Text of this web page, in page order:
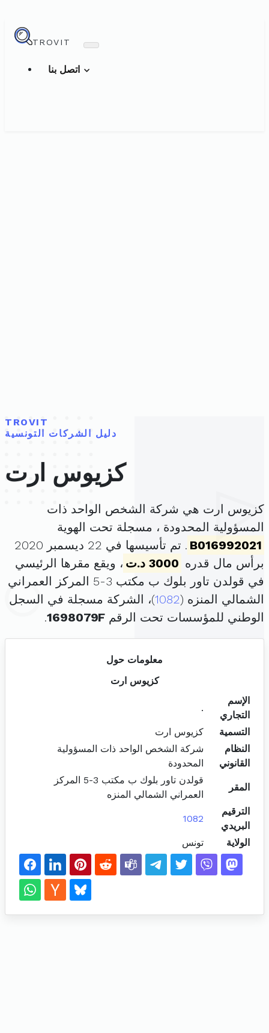
TROVIT
TROVIT
دليل الشركات التونسية
كزيوس ارت
كزيوس ارت هي شركة الشخص الواحد ذات
المسؤولية المحدودة ، مسجلة تحت الهوية
B016992021
. تم تأسيسها في 22 ديسمبر 2020
برأس مال قدره 3000 د.ت
، ويقع مقرها الرئيسي
في قولدن تاور بلوك ب مكتب 3-5 المركز العمراني
الشمالي المنزه (1082)، الشركة مسجلة في السجل
الوطني للمؤسسات تحت الرقم 1698079F
.
معلومات حول
كزيوس ارت
الإسم
التجاري
.
التسمية
كزيوس ارت
النظام
القانوني
شركة الشخص الواحد ذات المسؤولية
المحدودة
المقر
قولدن تاور بلوك ب مكتب 3-5 المركز
العمراني الشمالي المنزه
الترقيم
البريدي
1082
الولاية تونس